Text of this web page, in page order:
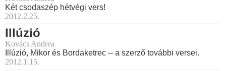
Két csodaszép hétvégi vers!
2012.2.25.
Illúzió
Kovács Andrea
Illúzió, Mikor és Bordaketrec -- a szerző további versei.
2012.1.15.